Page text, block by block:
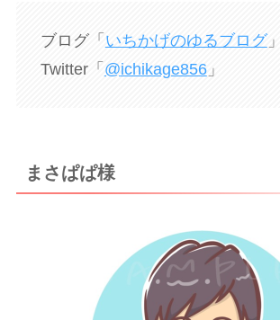
ブログ「 いちかげのゆるブログ」
Twitter「 @ichikage856」
まさぱぱ様